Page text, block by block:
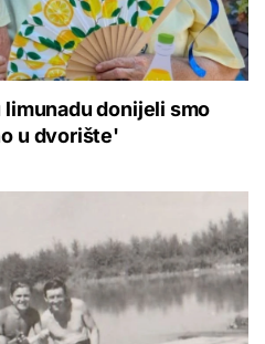
limunadu donijeli smo
u dvorište'